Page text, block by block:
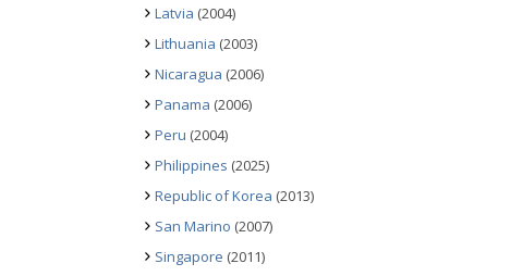
Latvia (2004)
Lithuania (2003)
Nicaragua (2006)
Panama (2006)
Peru (2004)
Philippines (2025)
Republic of Korea (2013)
San Marino (2007)
Singapore (2011)